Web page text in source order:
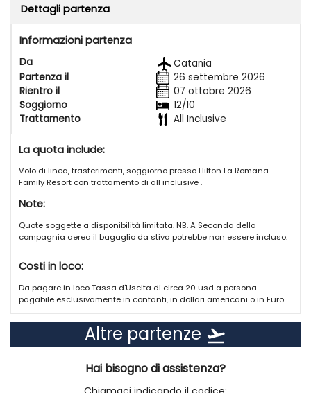
Le 412 camere di questo Resort si trovano all’interno di eleganti edifici
dall'arredamento moderno.
balcone con vista sui giardini, salottino, 1 letto King-Size, aria
condizionata, mini-bar, internet Wi-Fi, cassaforte, TV a schermo piatto,
telefono, bollitore per tè/caffè, asse e ferro da stiro, nonché un bagno
con doccia e asciugacapelli.
La capienza massima è di 2 adulti e 2 bambini.
- Camera Deluxe Vista Giardino Doppia: spaziosa (38 m2), balcone
mini-bar, connessione internet Wi-Fi, cassaforte, TV a schermo piatto,
telefono, bollitore per tè/caffè, asse e ferro da stiro e un bagno con
Ristoranti e bar
comprende:
prenotazione;
- bevande alcoliche locali e internazionali di qualità nei 3 bar e nella
L'hotel mette a disposizione dei suoi ospiti 7 ristoranti e 4 bar e lounge:
- Buffet: cucina continentale gourmet a buffet,
- Francese: ristorante gourmet francese,
Dettagli partenza
Informazioni partenza
Da
Catania
Partenza il
26 settembre 2026
Rientro il
07 ottobre 2026
Soggiorno
12/10
Trattamento
All Inclusive
La quota include:
Volo di linea, trasferimenti, soggiorno presso Hilton La Romana
Family Resort con trattamento di all inclusive .
Note:
Quote soggette a disponibilità limitata. NB. A Seconda della
compagnia aerea il bagaglio da stiva potrebbe non essere incluso.
Costi in loco:
Da pagare in loco Tassa d'Uscita di circa 20 usd a persona
pagabile esclusivamente in contanti, in dollari americani o in Euro.
Altre partenze flight_takeoff
Hai bisogno di assistenza?